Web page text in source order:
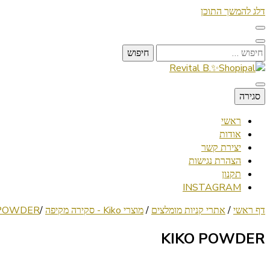
דלג להמשך התוכן
חיפוש:
Revital B.✨Shopipal
Lifestyle ✦ Beauty ✦ Vegan ✦ Travel
סגירה
ראשי
אודות
יצירת קשר
הצהרת נגישות
תקנון
INSTAGRAM
דף ראשי/ אתרי קניות מומלצים /מוצרי Kiko - סקירה מקיפה /
KIKO POWDER